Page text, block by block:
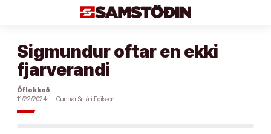
Sigmundur oftar en ekki
fjarverandi
Óflokkað
11/22/2024
Gunnar Smári Egilsson